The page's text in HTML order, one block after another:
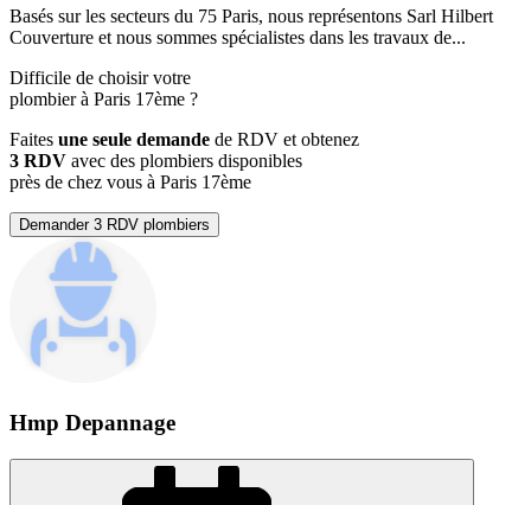
Basés sur les secteurs du 75 Paris, nous représentons Sarl Hilbert
Couverture et nous sommes spécialistes dans les travaux de...
Difficile de choisir votre
plombier à Paris 17ème ?
Faites une seule demande de RDV et obtenez
3 RDV avec des plombiers disponibles
près de chez vous à Paris 17ème
Demander 3 RDV plombiers
Hmp Depannage